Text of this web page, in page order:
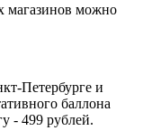
магазинов можно
Петербурге и
баллона
- 499 рублей.